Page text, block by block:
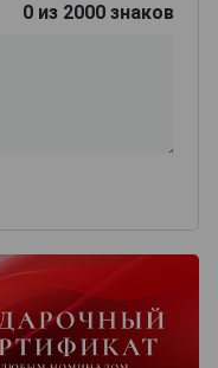
0 из 2000 знаков